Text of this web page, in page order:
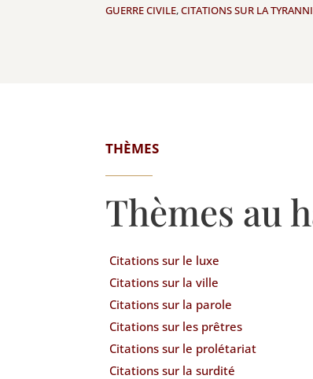
GUERRE CIVILE,CITATIONS SUR LA
THÈMES
Thèmes au
Citations sur le luxe
Citations sur la ville
Citations sur la parole
Citations sur les prêtres
Citations sur le prolétariat
Citations sur la surdité